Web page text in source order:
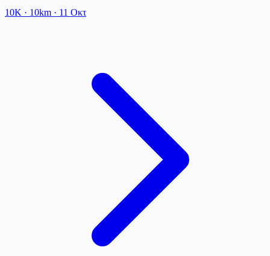
10K · 10km · 11 Οκτ